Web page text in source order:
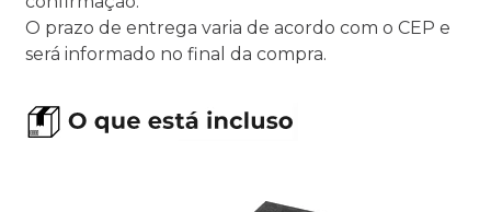
O prazo de entrega varia de acordo com o CEP e
será informado no final da compra.